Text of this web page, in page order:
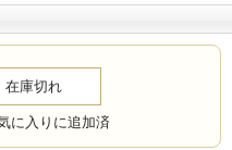
在庫切れ
に入りに追加済